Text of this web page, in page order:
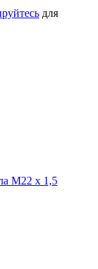
для
М22 х 1,5